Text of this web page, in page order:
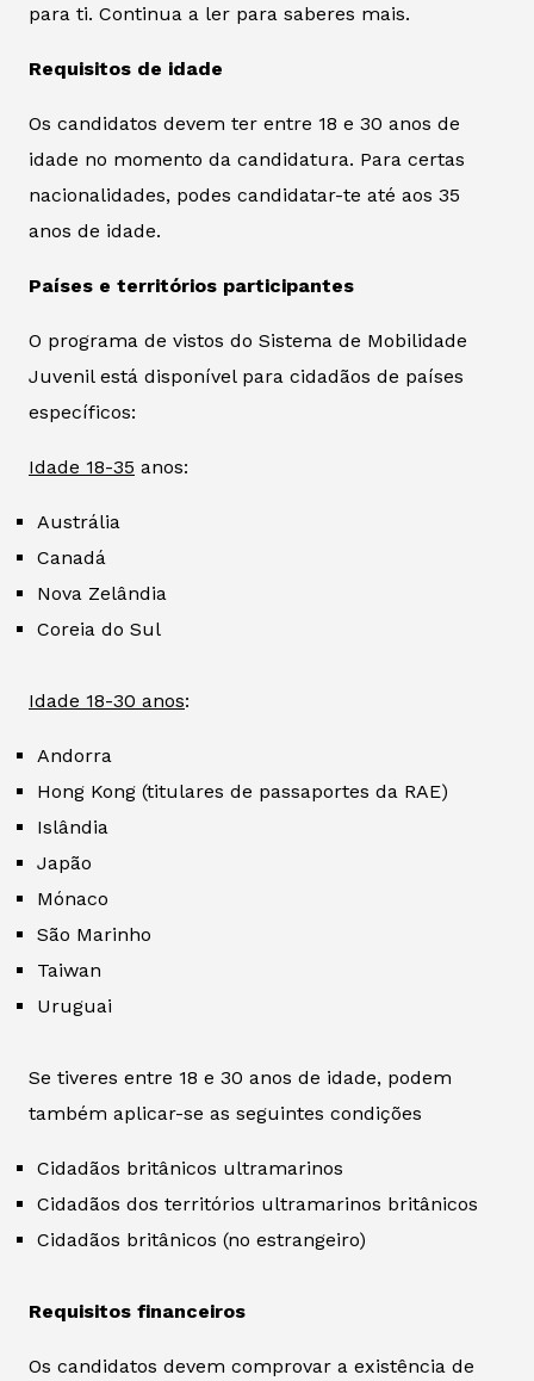
para ti. Continua a ler para saberes mais.
Requisitos de idade
Os candidatos devem ter entre 18 e 30 anos de
idade no momento da candidatura. Para certas
nacionalidades, podes candidatar-te até aos 35
anos de idade.
Países e territórios participantes
O programa de vistos do Sistema de Mobilidade
Juvenil está disponível para cidadãos de países
específicos:
Idade 18-35 anos:
Austrália
Canadá
Nova Zelândia
Coreia do Sul
Idade 18-30 anos:
Andorra
Hong Kong (titulares de passaportes da RAE)
Islândia
Japão
Mónaco
São Marinho
Taiwan
Uruguai
Se tiveres entre 18 e 30 anos de idade, podem
também aplicar-se as seguintes condições
Cidadãos britânicos ultramarinos
Cidadãos dos territórios ultramarinos britânicos
Cidadãos britânicos (no estrangeiro)
Requisitos financeiros
Os candidatos devem comprovar a existência de